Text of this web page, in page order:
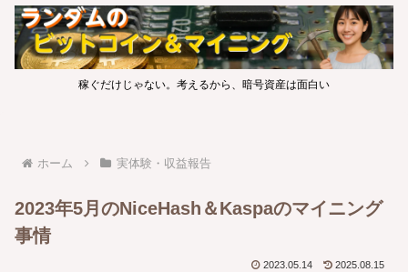
稼ぐだけじゃない。考えるから、暗号資産は面白い
ホーム 実体験・収益報告
2023年5月のNiceHash＆Kaspaのマイニング
事情
2023.05.14 2025.08.15